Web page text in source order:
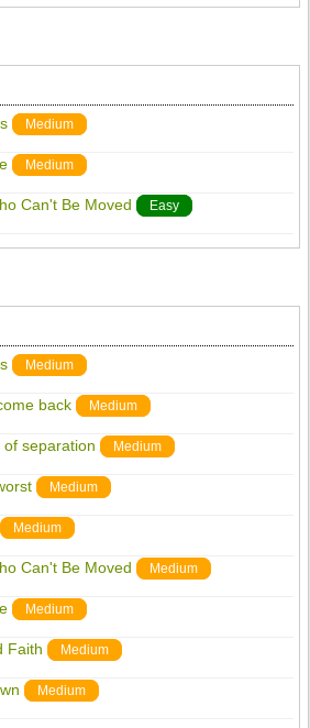
Medium
Medium
Can't Be Moved Easy
Medium
back Medium
separation Medium
Medium
Medium
Can't Be Moved Medium
Medium
Faith Medium
Medium